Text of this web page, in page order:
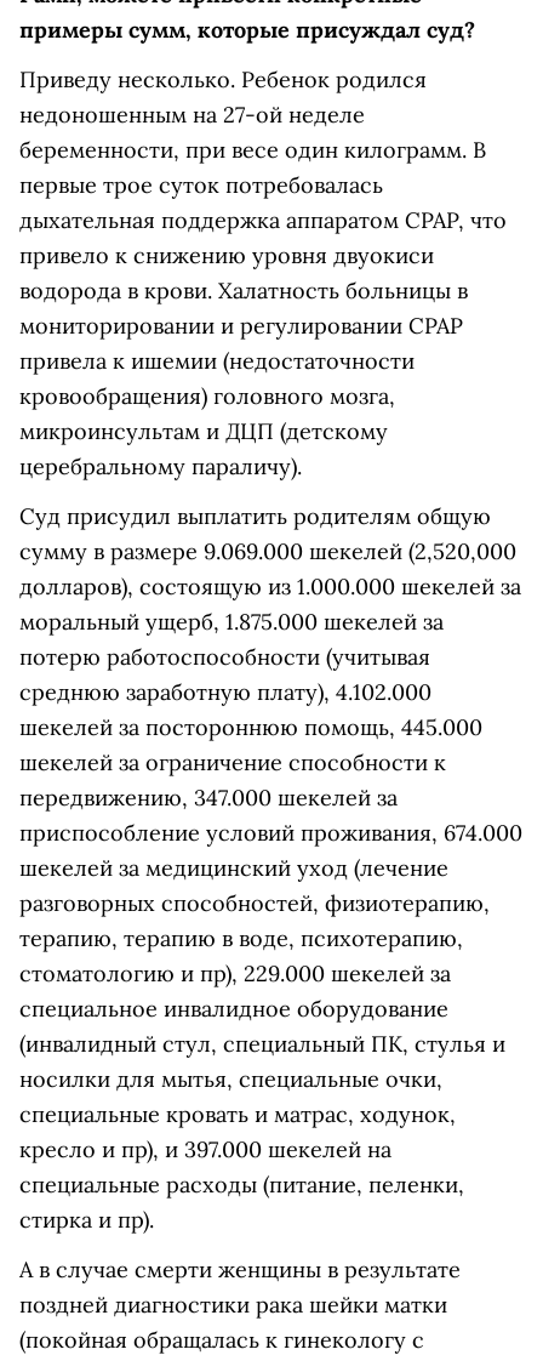
примеры сумм, которые присуждал суд?
Приведу несколько. Ребенок родился
недоношенным на 27-ой неделе
беременности, при весе один килограмм. В
первые трое суток потребовалась
дыхательная поддержка аппаратом CPAP, что
привело к снижению уровня двуокиси
водорода в крови. Халатность больницы в
мониторировании и регулировании CPAP
привела к ишемии (недостаточности
кровообращения) головного мозга,
микроинсультам и ДЦП (детскому
церебральному параличу).
Суд присудил выплатить родителям общую
сумму в размере 9.069.000 шекелей (2,520,000
долларов), состоящую из 1.000.000 шекелей за
моральный ущерб, 1.875.000 шекелей за
потерю работоспособности (учитывая
среднюю заработную плату), 4.102.000
шекелей за постороннюю помощь, 445.000
шекелей за ограничение способности к
передвижению, 347.000 шекелей за
приспособление условий проживания, 674.000
шекелей за медицинский уход (лечение
разговорных способностей, физиотерапию,
терапию, терапию в воде, психотерапию,
стоматологию и пр), 229.000 шекелей за
специальное инвалидное оборудование
(инвалидный стул, специальный ПК, стулья и
носилки для мытья, специальные очки,
специальные кровать и матрас, ходунок,
кресло и пр), и 397.000 шекелей на
специальные расходы (питание, пеленки,
стирка и пр).
А в случае смерти женщины в результате
поздней диагностики рака шейки матки
(покойная обращалась к гинекологу с